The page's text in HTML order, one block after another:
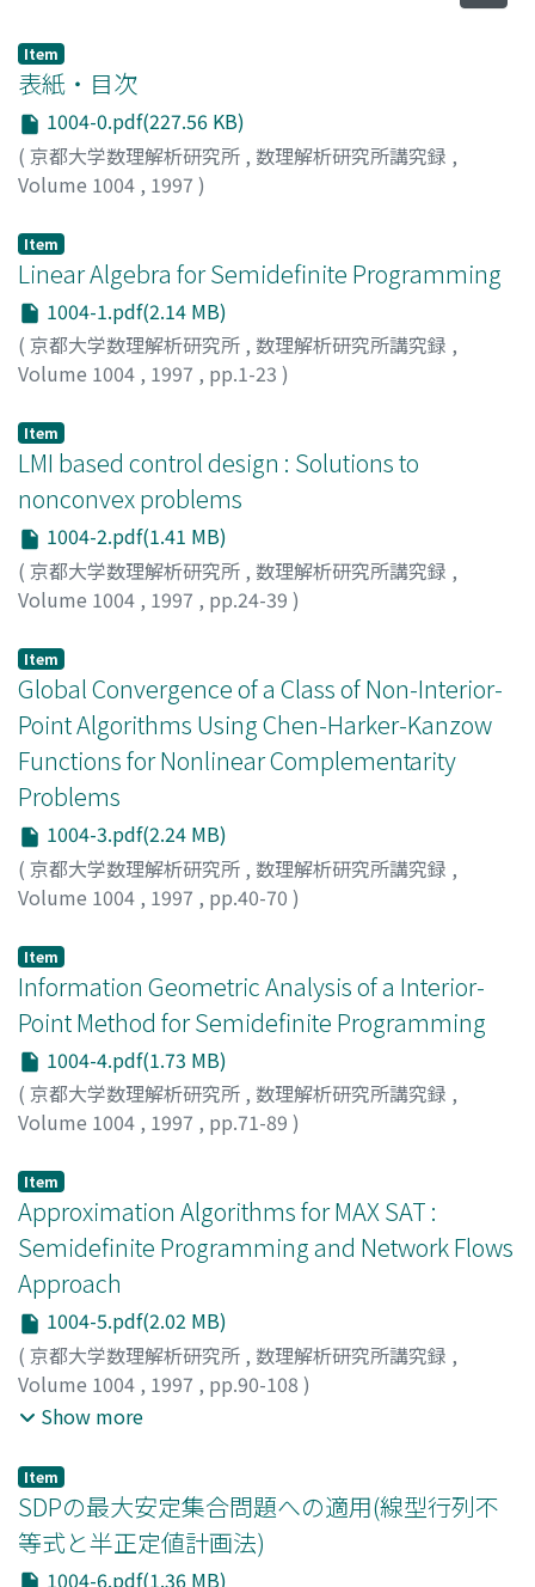
Item
表紙・目次
1004-0.pdf(227.56 KB)
( 京都大学数理解析研究所 , 数理解析研究所講究録 ,
Volume 1004 , 1997 )
Item
Linear Algebra for Semidefinite Programming
1004-1.pdf(2.14 MB)
( 京都大学数理解析研究所 , 数理解析研究所講究録 ,
Volume 1004 , 1997 , pp.1-23 )
Item
LMI based control design : Solutions to
nonconvex problems
1004-2.pdf(1.41 MB)
( 京都大学数理解析研究所 , 数理解析研究所講究録 ,
Volume 1004 , 1997 , pp.24-39 )
Item
Global Convergence of a Class of Non-Interior-
Point Algorithms Using Chen-Harker-Kanzow
Functions for Nonlinear Complementarity
Problems
1004-3.pdf(2.24 MB)
( 京都大学数理解析研究所 , 数理解析研究所講究録 ,
Volume 1004 , 1997 , pp.40-70 )
Item
Information Geometric Analysis of a Interior-
Point Method for Semidefinite Programming
1004-4.pdf(1.73 MB)
( 京都大学数理解析研究所 , 数理解析研究所講究録 ,
Volume 1004 , 1997 , pp.71-89 )
Item
Approximation Algorithms for MAX SAT :
Semidefinite Programming and Network Flows
Approach
1004-5.pdf(2.02 MB)
( 京都大学数理解析研究所 , 数理解析研究所講究録 ,
Volume 1004 , 1997 , pp.90-108 )
Asano, Takao;
ホリ, クニアキ
Show more
Item
SDPの最大安定集合問題への適用(線型行列不
等式と半正定値計画法)
1004-6.pdf(1.36 MB)